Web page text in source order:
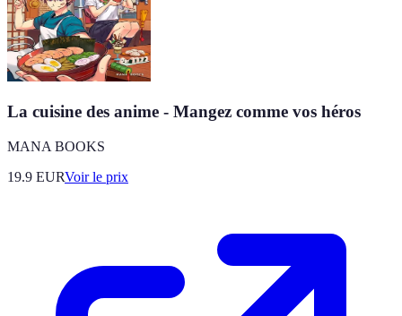
La cuisine des anime - Mangez comme vos héros
MANA BOOKS
19.9 EURVoir le prix